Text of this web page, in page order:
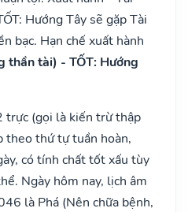
Hướng Tây sẽ gặp Tài
bạc. Hạn chế xuất hành
thần tài) - TỐT: Hướng
trực (gọi là kiến trừ thập
theo thứ tự tuần hoàn,
có tính chất tốt xấu tùy
Ngày hôm nay, lịch âm
là Phá (Nên chữa bệnh,